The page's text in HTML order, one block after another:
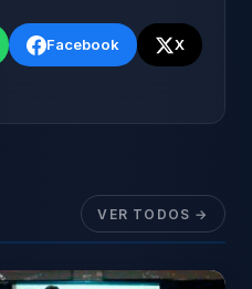
Facebook X
VER TODOS →